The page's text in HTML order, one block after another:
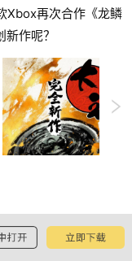
Xbox再次合作《龙鳞
作呢？